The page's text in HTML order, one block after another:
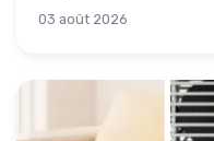
03 août 2026